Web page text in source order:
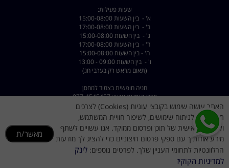
שעות פעילות:
א' - בין השעות 15:00-08:00
ב' - בין השעות 17:00-08:00
ג' - בין השעות 15:00-08:00
ד' - בין השעות 17:00-08:00
ה' - בין השעות 15:00-08:00
ו' - בין השעות 09:00 - 13:00
(תאום מראש רק בערבי חג)
חניה חופשית בצמוד למחסן
מרכז הזמנות ארצי: 077-4545457
שירות לקוחות: 072-2222375
יעוץ אישי עד 23:00: 050-9911155
כתובת: רחוב השילוח 8 פתח תקווה - קרית מטלון
דוא"ל :dorsport@walla.com
מייל שירות לקוחותdorsportsr@gmail.com
האתר עושה שימוש בקובצי עוגיות (Cookies) לצרכים
תפעוליים, לניתוח שימושים, לשיפור חוויית המשתמש,
ולהתאמה אישית של תוכן ופרסום ממוקד. אנו עשויים לשתף
מידע אודותיך עם ספקי פרסום חיצוניים כדי להציג לך מודעות
הרלוונטיות לתחומי העניין שלך. לפרטים נוספים: לינק
למדיניות הקוקיז
מאשר/ת